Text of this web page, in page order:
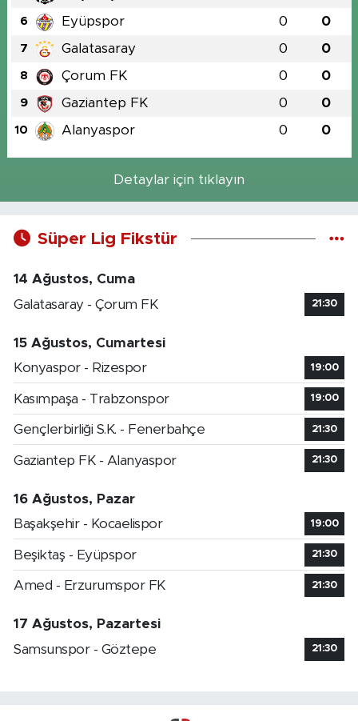
6 Eyüpspor 0 0
7 Galatasaray 0 0
8 Çorum FK 0 0
9 Gaziantep FK 0 0
10 Alanyaspor 0 0
Detaylar için tıklayın
Süper Lig Fikstür
14 Ağustos, Cuma
Galatasaray - Çorum FK
21:30
15 Ağustos, Cumartesi
Konyaspor - Rizespor
19:00
Kasımpaşa - Trabzonspor 19:00
Gençlerbirliği S.K. - Fenerbahçe 21:30
Gaziantep FK - Alanyaspor 21:30
16 Ağustos, Pazar
Başakşehir - Kocaelispor
19:00
Beşiktaş - Eyüpspor 21:30
Amed - Erzurumspor FK 21:30
17 Ağustos, Pazartesi
Samsunspor - Göztepe
21:30